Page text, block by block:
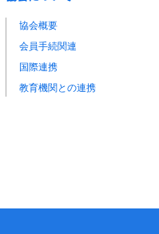
協会概要
会員手続関連
国際連携
教育機関との連携